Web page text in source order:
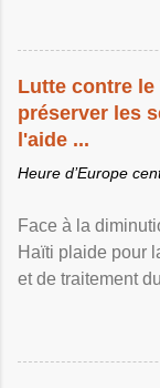
Lutte contre le
préserver les
l'aide ...
Heure d’Europe
Face à la
Haïti plaide pour
et de traitement